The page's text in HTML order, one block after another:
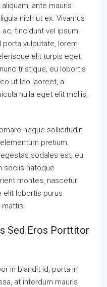
ante mauris
nibh ut ex. Vivamus
tincidunt vel ipsum.
vulputate, lorem
elit turpis eget
tristique, eu lobortis
ut leo laoreet, a
nulla eget elit mollis,
neque sollicitudin
pretium.
sodales est, eu
sociis natoque
montes, nascetur
elit lobortis purus
mattis.
Sed Eros Porttitor
in blandit id, porta in
at interdum mauris